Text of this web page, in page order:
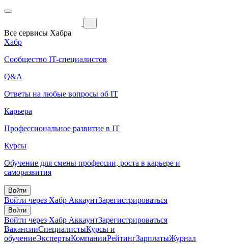
Все сервисы Хабра
Хабр
Сообщество IT-специалистов
Q&A
Ответы на любые вопросы об IT
Карьера
Профессиональное развитие в IT
Курсы
Обучение для смены профессии, роста в карьере и
саморазвития
Войти
Войти через Хабр АккаунтЗарегистрироваться
Войти
Войти через Хабр АккаунтЗарегистрироваться
ВакансииСпециалистыКурсы и
обучениеЭкспертыКомпанииРейтингЗарплатыЖурнал